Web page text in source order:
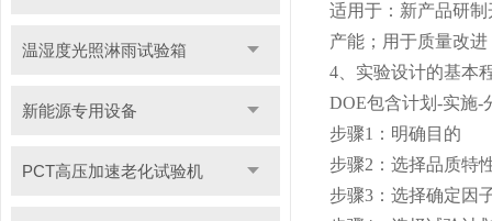
温湿度光照淋雨试验箱
新能源专用设备
PCT高压加速老化试验机
适用于：新产品研
产能；用于质量改
4、实验设计的基本
DOE包含计划-实施-
步骤1：明确目的
步骤2：选择品质特
步骤3：选择确定因